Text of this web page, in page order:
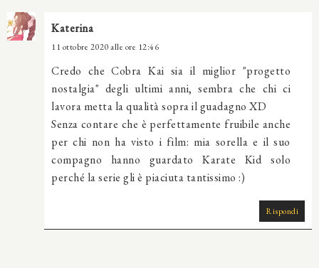
Katerina
11 ottobre 2020 alle ore 12:46
Credo che Cobra Kai sia il miglior "progetto
nostalgia" degli ultimi anni, sembra che chi ci
lavora metta la qualità sopra il guadagno XD
Senza contare che è perfettamente fruibile anche
per chi non ha visto i film: mia sorella e il suo
compagno hanno guardato Karate Kid solo
perché la serie gli è piaciuta tantissimo :)
Rispondi